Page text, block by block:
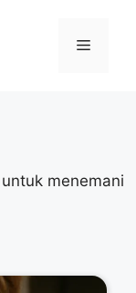
Menu
menemani